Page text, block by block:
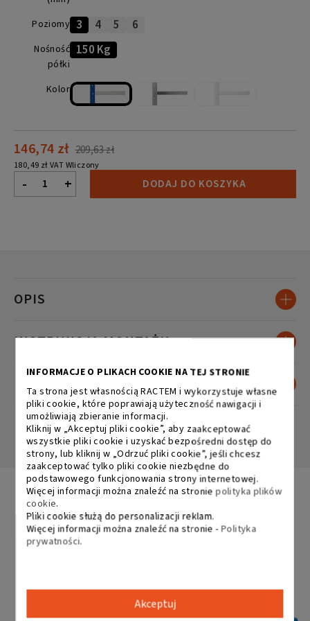
Poziomy 3 4 5 6
Nośność
półki
150 Kg
Kolor
146,74 zł 209,63 zł
180,49 zł VAT Wliczony
- + DODAJ DO KOSZYKA
OPIS
INSTRUKCJA MONTAŻU
DANE TECHNICZNE
Powiązane produkty
Regały do wieszania odzieży
Regały chromowane
INFORMACJE O PLIKACH COOKIE NA TEJ STRONIE
Ta strona jest własnością RACTEM i wykorzystuje własne
pliki cookie, które poprawiają użyteczność nawigacji i
umożliwiają zbieranie informacji.
Kliknij w „Akceptuj pliki cookie”, aby zaakceptować
wszystkie pliki cookie i uzyskać bezpośredni dostęp do
strony, lub kliknij w „Odrzuć pliki cookie”, jeśli chcesz
zaakceptować tylko pliki cookie niezbędne do
podstawowego funkcjonowania strony internetowej.
Więcej informacji można znaleźć na stronie polityka plików
cookie.
Pliki cookie służą do personalizacji reklam.
Więcej informacji można znaleźć na stronie - Polityka
prywatności.
Akceptuj